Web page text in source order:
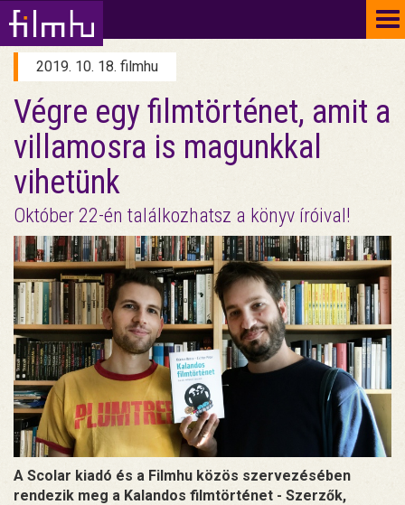
2019. 10. 18. filmhu
Végre egy filmtörténet, amit a
villamosra is magunkkal
vihetünk
Október 22-én találkozhatsz a könyv íróival!
A Scolar kiadó és a Filmhu közös szervezésében
rendezik meg a Kalandos filmtörténet - Szerzők,